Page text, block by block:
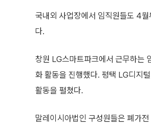
국내외 사업장에서 임직원들도 4
다.
창원 LG스마트파크에서 근무하는
화 활동을 진행했다. 평택 LG디지
활동을 펼쳤다.
말레이시아법인 구성원들은 폐가